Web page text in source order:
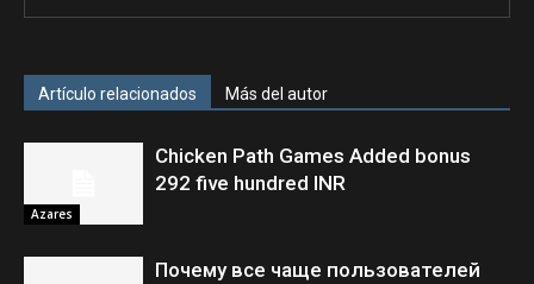
Artículo relacionados Más del autor
Azares
Chicken Path Games Added bonus
292 five hundred INR
Почему все чаще пользователей